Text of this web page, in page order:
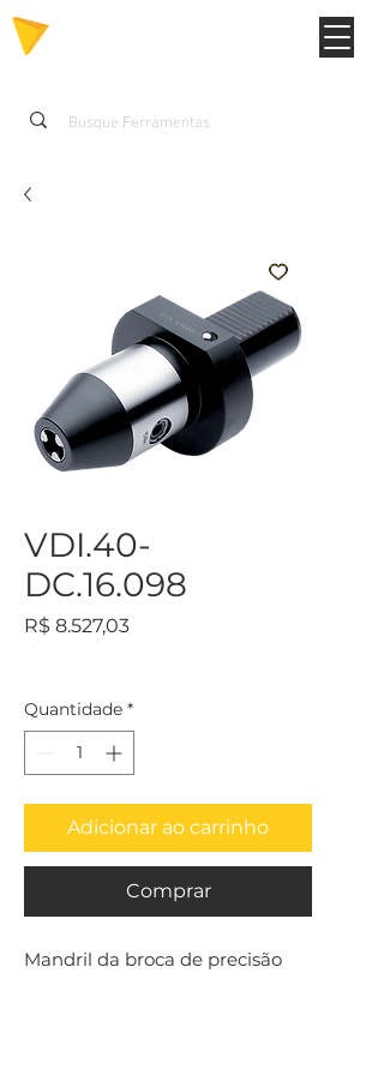
VDI.40-
DC.16.098
R$ 8.527,03Preço
Quantidade *
Adicionar ao carrinho
Comprar
Mandril da broca de precisão